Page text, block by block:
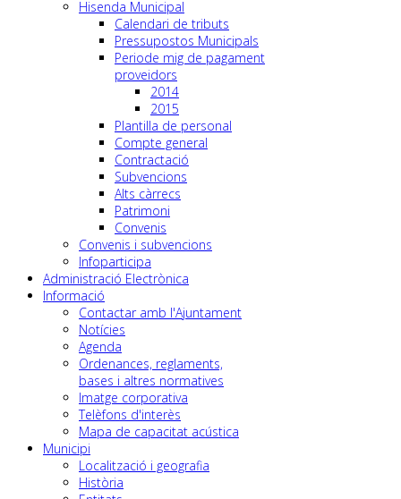
Hisenda Municipal
Calendari de tributs
Pressupostos Municipals
Periode mig de pagament
proveidors
2014
2015
Plantilla de personal
Compte general
Contractació
Subvencions
Alts càrrecs
Patrimoni
Convenis
Convenis i subvencions
Infoparticipa
Administració Electrònica
Informació
Contactar amb l'Ajuntament
Notícies
Agenda
Ordenances, reglaments,
bases i altres normatives
Imatge corporativa
Telèfons d'interès
Mapa de capacitat acústica
Municipi
Localització i geografia
Història